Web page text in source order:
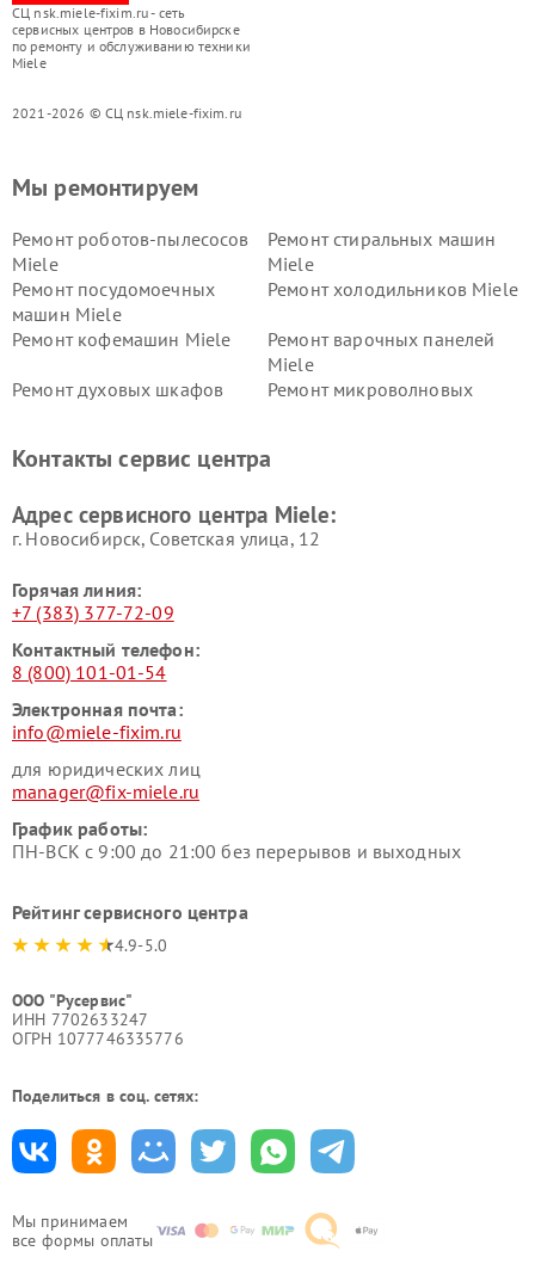
СЦ nsk.miele-fixim.ru - сеть
сервисных центров в Новосибирске
по ремонту и обслуживанию техники
Miele
2021-2026 © СЦ nsk.miele-fixim.ru
Мы принимаем
все формы оплаты
Мы ремонтируем
Ремонт роботов-пылесосов
Miele
Ремонт стиральных машин
Miele
Ремонт посудомоечных
машин Miele
Ремонт холодильников Miele
Ремонт кофемашин Miele
Ремонт варочных панелей
Miele
Ремонт духовых шкафов
Ремонт микроволновых
Miele
Miele
пылесосов Miele
Контакты сервис центра
Адрес сервисного центра Miele:
г. Новосибирск, Советская улица, 12
Горячая линия:
+7 (383) 377-72-09
Контактный телефон:
8 (800) 101-01-54
Электронная почта:
info@miele-fixim.ru
для юридических лиц
manager@fix-miele.ru
График работы:
ПН-ВСК с 9:00 до 21:00 без перерывов и выходных
Рейтинг сервисного центра
4.9-5.0
ООО "Русервис"
ИНН 7702633247
ОГРН 1077746335776
Поделиться в соц. сетях: